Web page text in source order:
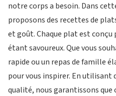
notre corps a besoin. Dans
proposons des recettes de
et goût. Chaque plat est
étant savoureux. Que vous
rapide ou un repas de famille
pour vous inspirer. En utilisant
qualité, nous garantissons